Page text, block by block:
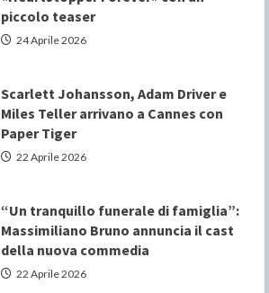
piccolo teaser
24 Aprile 2026
Scarlett Johansson, Adam Driver e
Miles Teller arrivano a Cannes con
Paper Tiger
22 Aprile 2026
“Un tranquillo funerale di famiglia”:
Massimiliano Bruno annuncia il cast
della nuova commedia
22 Aprile 2026